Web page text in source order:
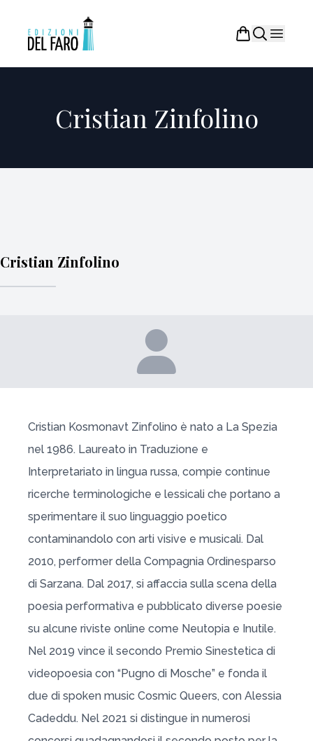
Cristian Zinfolino
Cristian Zinfolino
Cristian Kosmonavt Zinfolino è nato a La Spezia
nel 1986. Laureato in Traduzione e
Interpretariato in lingua russa, compie continue
ricerche terminologiche e lessicali che portano a
sperimentare il suo linguaggio poetico
contaminandolo con arti visive e musicali. Dal
2010, performer della Compagnia Ordinesparso
di Sarzana. Dal 2017, si affaccia sulla scena della
poesia performativa e pubblicato diverse poesie
su alcune riviste online come Neutopia e Inutile.
Nel 2019 vince il secondo Premio Sinestetica di
videopoesia con “Pugno di Mosche” e fonda il
due di spoken music Cosmic Queers, con Alessia
Cadeddu. Nel 2021 si distingue in numerosi